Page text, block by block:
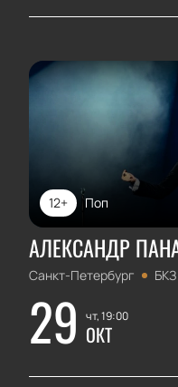
Поп
12+
АЛЕКСАНДР
Санкт-Петербург
29 чт, 19:00
ОКТ